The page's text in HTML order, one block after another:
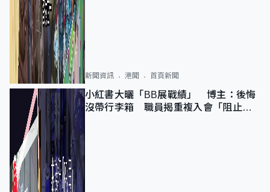
新聞資訊 港聞 首頁新聞
小紅書大曬「BB展戰績」 博主：後悔
沒帶行李箱 職員揭重複入會「阻止唔